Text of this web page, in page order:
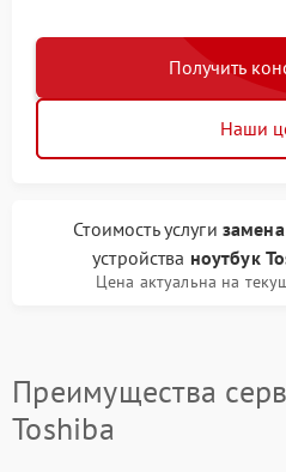
Получить
Наши
Стоимость услуги
устройства ноутбук
Цена актуальна на
Преимущества
Toshiba